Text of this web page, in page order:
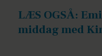
LÆS OGSÅ:
middag med